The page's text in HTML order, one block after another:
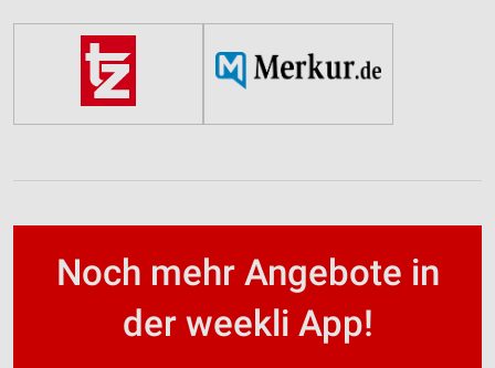
Noch mehr Angebote in
der weekli App!